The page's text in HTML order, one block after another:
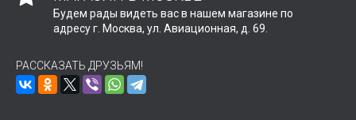
Будем рады видеть вас в нашем магазине по
адресу г. Москва, ул. Авиационная, д. 69.
РАССКАЗАТЬ ДРУЗЬЯМ!